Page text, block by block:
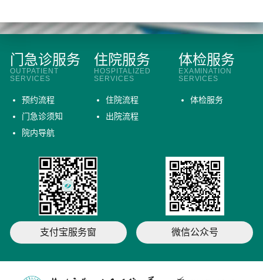
门急诊服务
OUTPATIENT
SERVICES
预约流程
门急诊须知
院内导航
住院服务
HOSPITALIZED
SERVICES
住院流程
出院流程
体检服务
EXAMINATION
SERVICES
体检服务
支付宝服务窗 微信公众号